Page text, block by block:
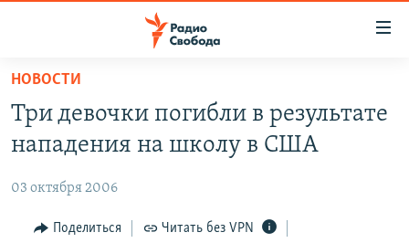
упрощенного
доступа
основному
Вернутся
ПОДКАСТЫ
ЦИТАТЫ СВОБОДЫ
МНЕНИЯ
НОВОСТИ
Три девочки погибли в результате
нападения на школу в США
03 октября 2006
Поделиться Читать без VPN